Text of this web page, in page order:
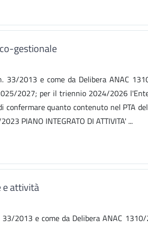
gestionale
2013 e come da Delibera ANAC
2027; per il triennio 2024/2026
confermare quanto contenuto nel PTA
PIANO INTEGRATO DI ATTIVITA' ...
e attività
2013 e come da Delibera ANAC 1310/